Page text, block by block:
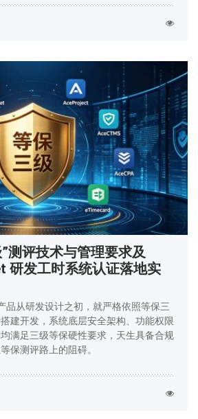
测评技术与管理要求及
研发工时系统认证落地实
品从研发设计之初，就严格依照等保三
建开发，系统底层安全架构、功能权限
满足三级等保硬性要求，天生具备合规
保测评路上的阻碍。